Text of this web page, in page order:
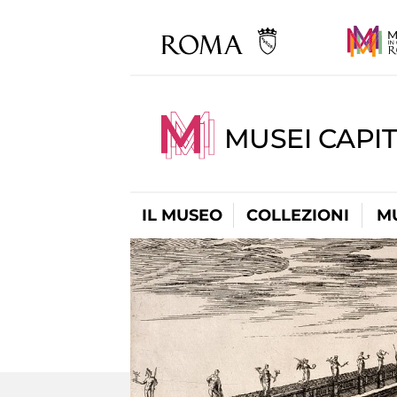
MUSEI
IL MUSEO COLLEZIONI